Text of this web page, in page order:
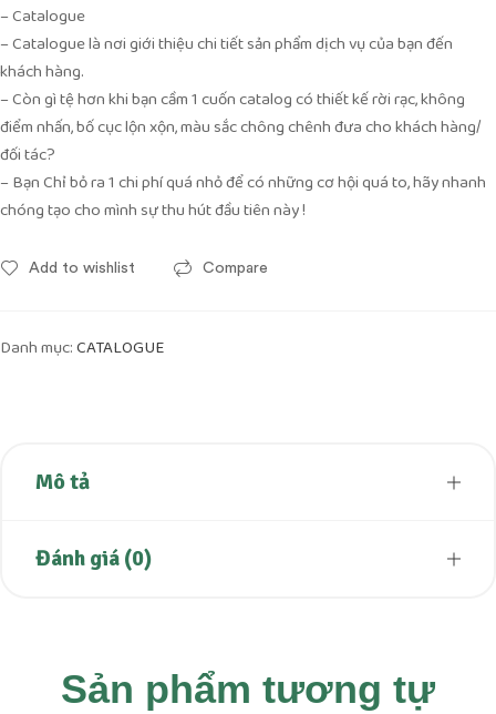
– Catalogue
– Catalogue là nơi giới thiệu chi tiết sản phẩm dịch vụ của bạn đến
khách hàng.
– Còn gì tệ hơn khi bạn cầm 1 cuốn catalog có thiết kế rời rạc, không
điểm nhấn, bố cục lộn xộn, màu sắc chông chênh đưa cho khách hàng/
đối tác?
– Bạn Chỉ bỏ ra 1 chi phí quá nhỏ để có những cơ hội quá to, hãy nhanh
chóng tạo cho mình sự thu hút đầu tiên này !
Add to wishlist Compare
Danh mục:CATALOGUE
Mô tả
Đánh giá (0)
Sản phẩm tương tự